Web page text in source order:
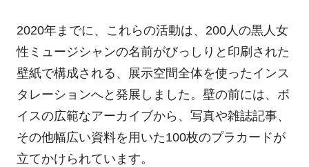
2020年までに、これらの活動は、200人の黒人女
性ミュージシャンの名前がびっしりと印刷された
壁紙で構成される、展示空間全体を使ったインス
タレーションへと発展しました。壁の前には、ボ
イスの広範なアーカイブから、写真や雑誌記事、
その他幅広い資料を用いた100枚のプラカードが
立てかけられています。